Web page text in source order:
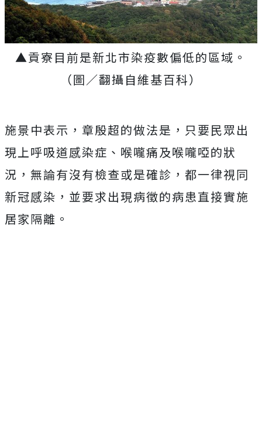
▲貢寮目前是新北市染疫數偏低的區域。
（圖／翻攝自維基百科）
施景中表示，章殷超的做法是，只要民眾出
現上呼吸道感染症、喉嚨痛及喉嚨啞的狀
況，無論有沒有檢查或是確診，都一律視同
新冠感染，並要求出現病徵的病患直接實施
居家隔離。